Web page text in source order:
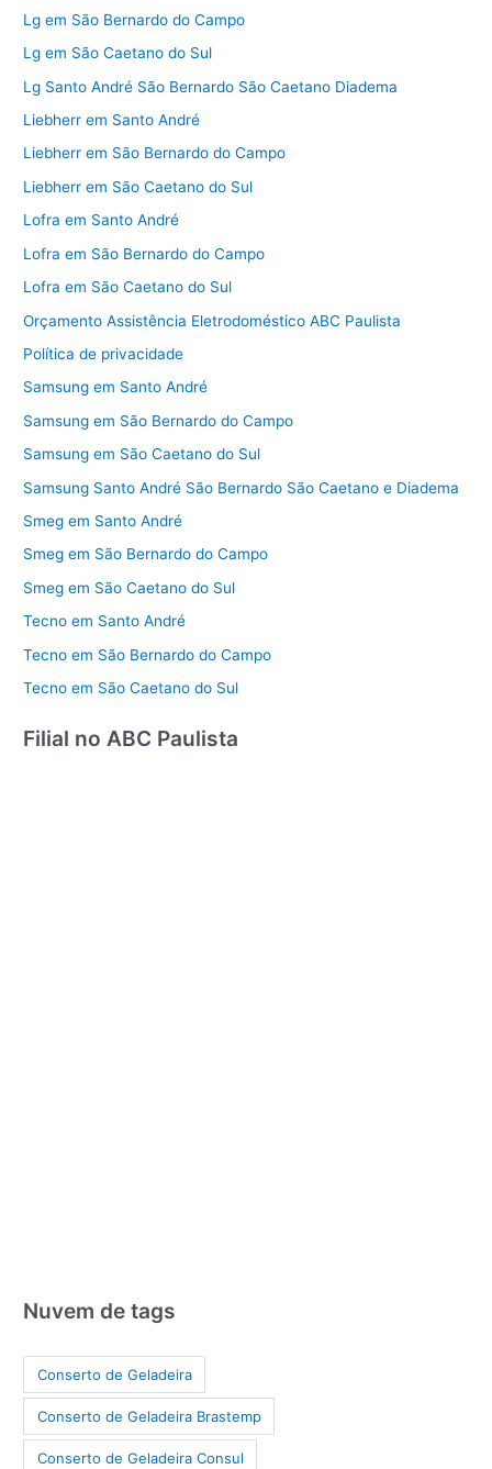
Lg em São Bernardo do Campo
Lg em São Caetano do Sul
Lg Santo André São Bernardo São Caetano Diadema
Liebherr em Santo André
Liebherr em São Bernardo do Campo
Liebherr em São Caetano do Sul
Lofra em Santo André
Lofra em São Bernardo do Campo
Lofra em São Caetano do Sul
Orçamento Assistência Eletrodoméstico ABC Paulista
Política de privacidade
Samsung em Santo André
Samsung em São Bernardo do Campo
Samsung em São Caetano do Sul
Samsung Santo André São Bernardo São Caetano e Diadema
Smeg em Santo André
Smeg em São Bernardo do Campo
Smeg em São Caetano do Sul
Tecno em Santo André
Tecno em São Bernardo do Campo
Tecno em São Caetano do Sul
Filial no ABC Paulista
Nuvem de tags
Conserto de Geladeira
Conserto de Geladeira Brastemp
Conserto de Geladeira Consul